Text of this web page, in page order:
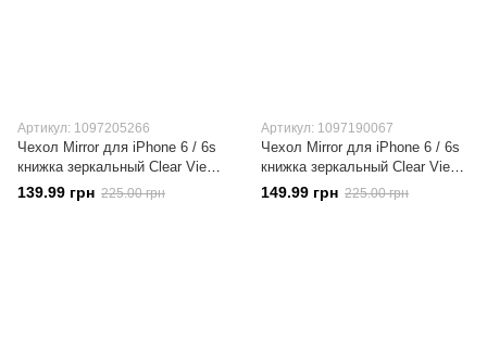
Артикул: 1097205266
Чехол Mirror для iPhone 6 / 6s
книжка зеркальный Clear View
Blue
139.99 грн 225.00 грн
Артикул: 1097190067
Чехол Mirror для iPhone 6 / 6s
книжка зеркальный Clear View
Purple
149.99 грн 225.00 грн